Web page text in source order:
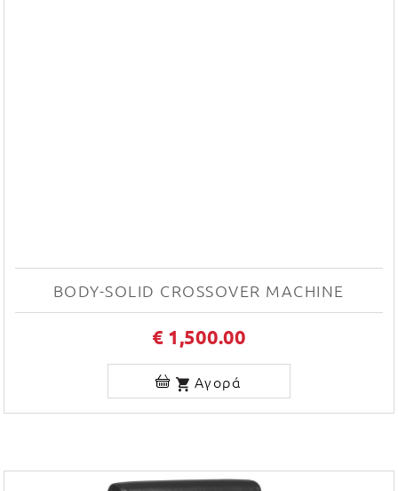
BODY-SOLID CROSSOVER MACHINE
€ 1,500.00
Αγορά